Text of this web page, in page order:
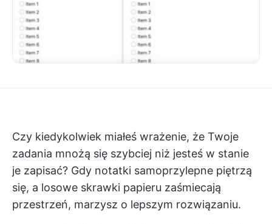
Czy kiedykolwiek miałeś wrażenie, że Twoje
zadania mnożą się szybciej niż jesteś w stanie
je zapisać? Gdy notatki samoprzylepne piętrzą
się, a losowe skrawki papieru zaśmiecają
przestrzeń, marzysz o lepszym rozwiązaniu.